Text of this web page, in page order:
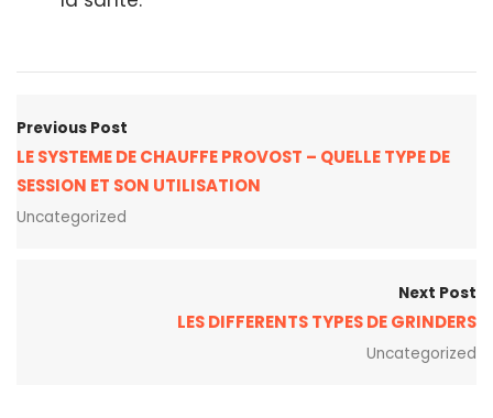
Previous Post
LE SYSTEME DE CHAUFFE PROVOST – QUELLE TYPE DE
SESSION ET SON UTILISATION
Uncategorized
Next Post
LES DIFFERENTS TYPES DE GRINDERS
Uncategorized